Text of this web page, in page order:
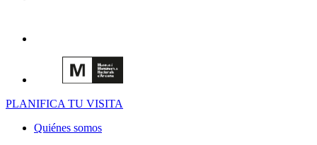
PLANIFICA TU VISITA
Quiénes somos